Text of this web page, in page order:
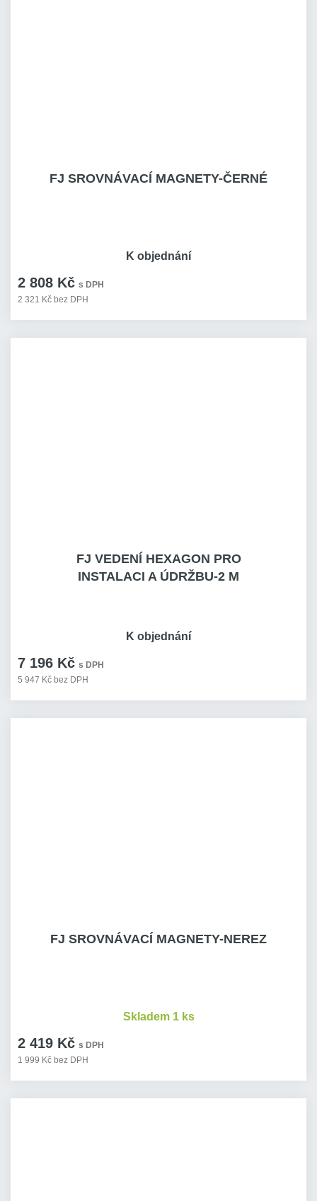
FJ SROVNÁVACÍ MAGNETY-ČERNÉ
2 808 Kč s DPH
2 321 Kč bez DPH
K objednání
FJ VEDENÍ HEXAGON PRO
INSTALACI A ÚDRŽBU-2 M
7 196 Kč s DPH
5 947 Kč bez DPH
K objednání
FJ SROVNÁVACÍ MAGNETY-NEREZ
2 419 Kč s DPH
1 999 Kč bez DPH
Skladem 1 ks